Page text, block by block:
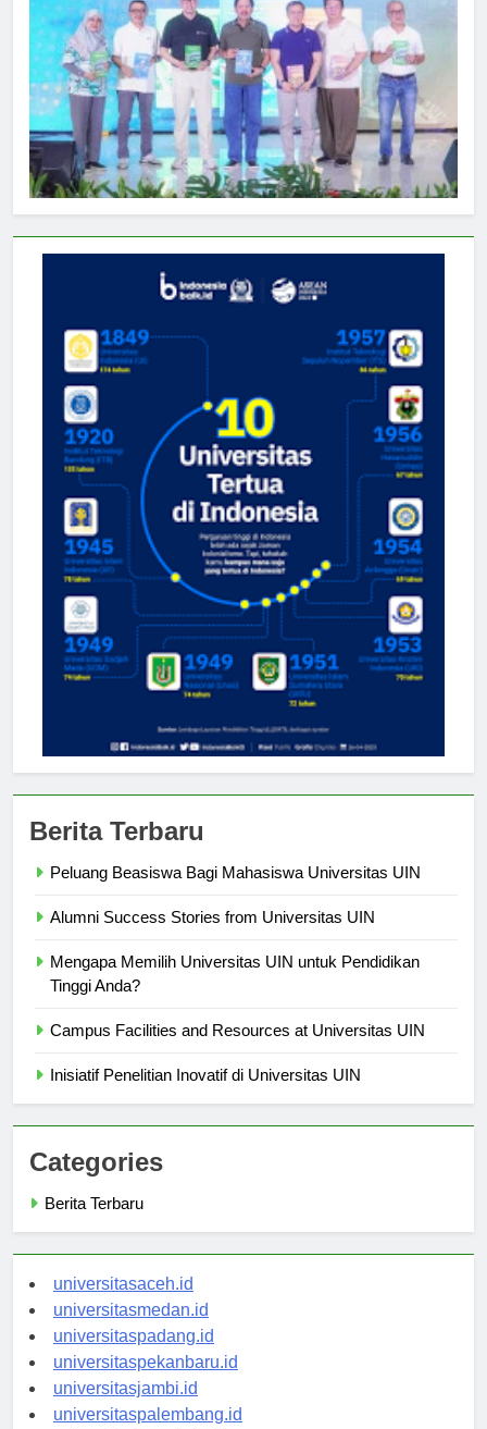
Berita Terbaru
Peluang Beasiswa Bagi Mahasiswa Universitas UIN
Alumni Success Stories from Universitas UIN
Mengapa Memilih Universitas UIN untuk Pendidikan
Tinggi Anda?
Campus Facilities and Resources at Universitas UIN
Inisiatif Penelitian Inovatif di Universitas UIN
Categories
Berita Terbaru
universitasaceh.id
universitasmedan.id
universitaspadang.id
universitaspekanbaru.id
universitasjambi.id
universitaspalembang.id